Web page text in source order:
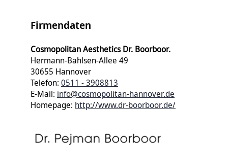
Firmendaten
Cosmopolitan Aesthetics Dr. Boorboor.
Hermann-Bahlsen-Allee 49
30655 Hannover
Telefon: 0511 - 3908813
E-Mail: info@cosmopolitan-hannover.de
Homepage: http://www.dr-boorboor.de/